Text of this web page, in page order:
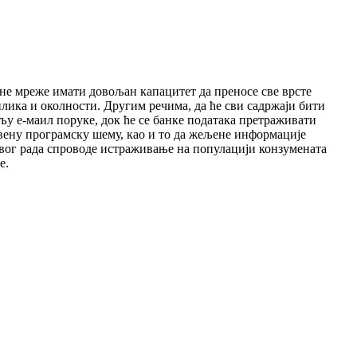
мреже имати довољан капацитет да преносе све врсте
и околности. Другим речима, да ће сви садржаји бити
е-маил поруке, док ће се банке података претраживати
програмску шему, као и то да жељене информације
рада спроводе истраживање на популацији конзумената